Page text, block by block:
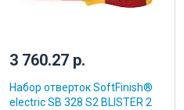
3 760.27 р.
Набор отверток SoftFinish®
electric SB 328 S2 BLISTER 2